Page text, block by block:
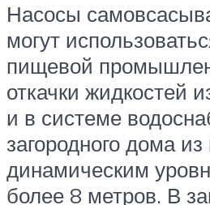
Насосы
могут
пищевой
откачки жидкостей
и в системе
загородного дома
динамическим
более 8 метров. В